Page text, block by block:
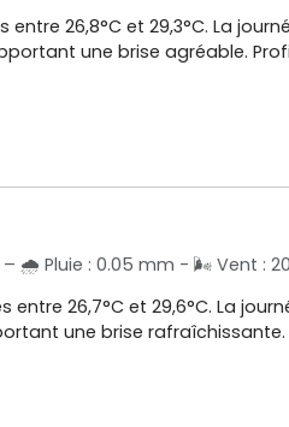
26,8°C et 29,3°C. La
une brise agréable.
– 🌧️ Pluie : 0.05 mm - 🌬️ Vent :
26,7°C et 29,6°C. La
une brise